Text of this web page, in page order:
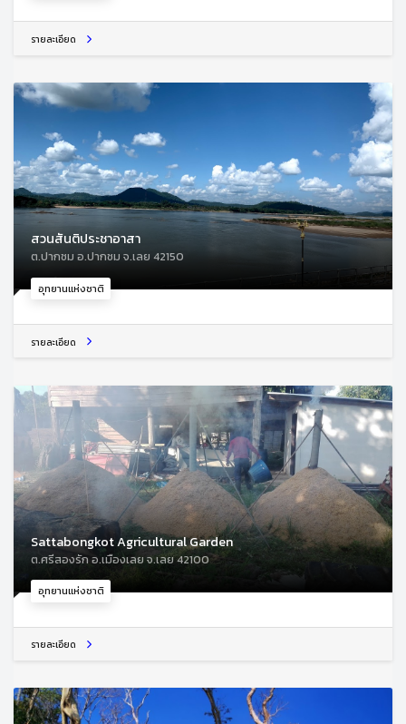
รายละเอียด
อุทยานแห่งชาติ
สวนสันติประชาอาสา
ต.ปากชม อ.ปากชม จ.เลย 42150
รายละเอียด
อุทยานแห่งชาติ
Sattabongkot Agricultural Garden
ต.ศรีสองรัก อ.เมืองเลย จ.เลย 42100
รายละเอียด